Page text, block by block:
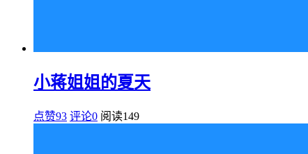
小蒋姐姐的夏天
点赞93 评论0 阅读149